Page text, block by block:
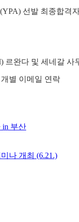
(YPA) 선발 최종합격
르완다 및 세네갈 사
개별 이메일 연락
in 부산
나 개최 (6.21.)